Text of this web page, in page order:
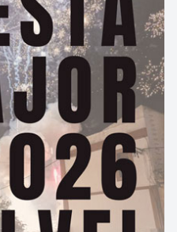
record del trencadís,
de la façana és
obertures allindades per
disposició triangular
per buits que
a manera de grans
baixa de ferro
a les cases de pagès
dels galliners.